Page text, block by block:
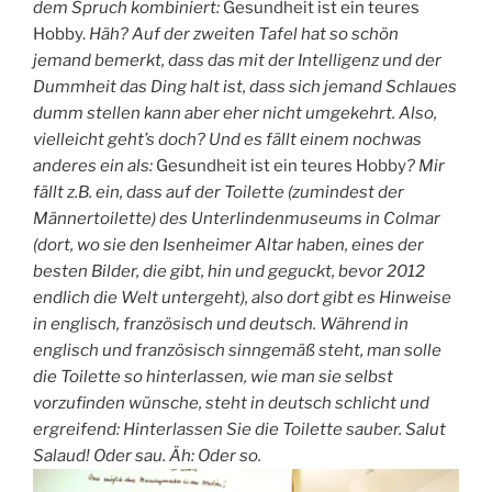
dem Spruch kombiniert: Gesundheit ist ein teures
Hobby. Häh? Auf der zweiten Tafel hat so schön
jemand bemerkt, dass das mit der Intelligenz und der
Dummheit das Ding halt ist, dass sich jemand Schlaues
dumm stellen kann aber eher nicht umgekehrt. Also,
vielleicht geht’s doch? Und es fällt einem nochwas
anderes ein als: Gesundheit ist ein teures Hobby? Mir
fällt z.B. ein, dass auf der Toilette (zumindest der
Männertoilette) des Unterlindenmuseums in Colmar
(dort, wo sie den Isenheimer Altar haben, eines der
besten Bilder, die gibt, hin und geguckt, bevor 2012
endlich die Welt untergeht), also dort gibt es Hinweise
in englisch, französisch und deutsch. Während in
englisch und französisch sinngemäß steht, man solle
die Toilette so hinterlassen, wie man sie selbst
vorzufinden wünsche, steht in deutsch schlicht und
ergreifend: Hinterlassen Sie die Toilette sauber. Salut
Salaud! Oder sau. Äh: Oder so.